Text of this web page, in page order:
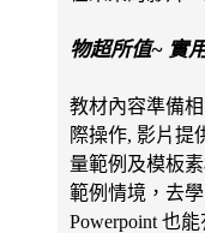
物超所值~ 實
教材內容準備
際操作, 影片提
量範例及模板
範例情境，去
Powerpoint 也